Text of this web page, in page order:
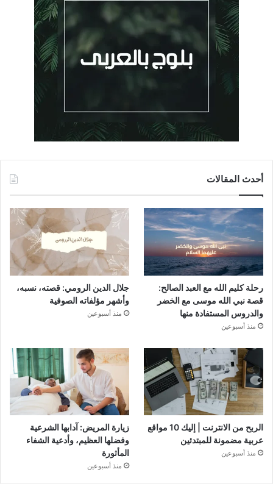
أحدث المقالات
رحلة كليم الله مع العبد الصالح:
قصة نبي الله موسى مع الخضر
والدروس المستفادة منها
منذ أسبوعين
جلال الدين الرومي: قصته، نسبه،
وأشهر مؤلفاته الصوفية
منذ أسبوعين
الربح من الانترنت | إليك 10 مواقع
عربية مضمونة للمبتدئين
منذ أسبوعين
زيارة المريض: آدابها الشرعية
وفضلها العظيم، وأدعية الشفاء
المأثورة
منذ أسبوعين